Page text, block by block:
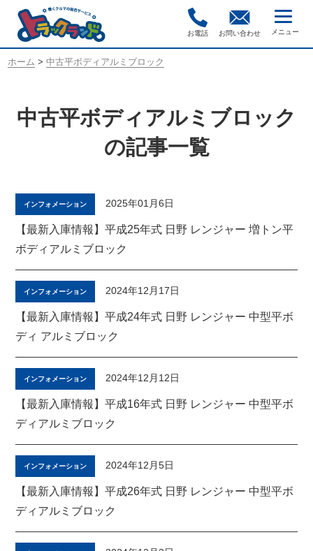
お電話 お問い合わせ
ホーム >中古平ボディアルミブロック
中古平ボディアルミブロック
の記事一覧
インフォメーション 2025年01月6日
【最新入庫情報】平成25年式 日野 レンジャー 増トン平
ボディアルミブロック
インフォメーション 2024年12月17日
【最新入庫情報】平成24年式 日野 レンジャー 中型平ボ
ディ アルミブロック
インフォメーション 2024年12月12日
【最新入庫情報】平成16年式 日野 レンジャー 中型平ボ
ディアルミブロック
インフォメーション 2024年12月5日
【最新入庫情報】平成26年式 日野 レンジャー 中型平ボ
ディアルミブロック